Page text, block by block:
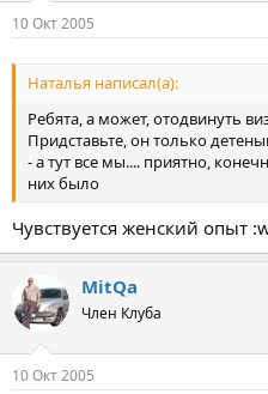
10 Окт 2005
Наталья написал(а):
Ребята, а может, отодвинуть
Придставьте, он только
- а тут все мы.... приятно,
них было
Чувствуется женский опыт
MitQa
Член Клуба
10 Окт 2005